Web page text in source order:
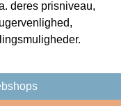
deres prisniveau,